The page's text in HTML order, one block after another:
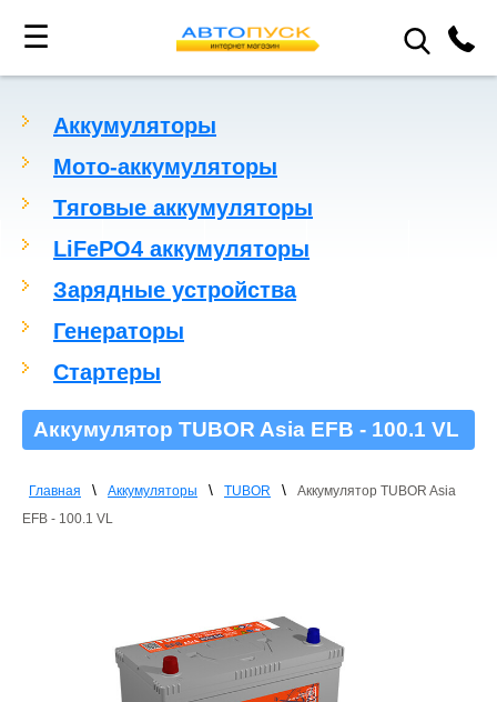
☰
Аккумуляторы
Мото-аккумуляторы
Тяговые аккумуляторы
LiFePO4 аккумуляторы
Зарядные устройства
Генераторы
Стартеры
Аккумулятор TUBOR Asia EFB - 100.1 VL
Главная \ Аккумуляторы \ TUBOR \
Аккумулятор TUBOR Asia
EFB - 100.1 VL